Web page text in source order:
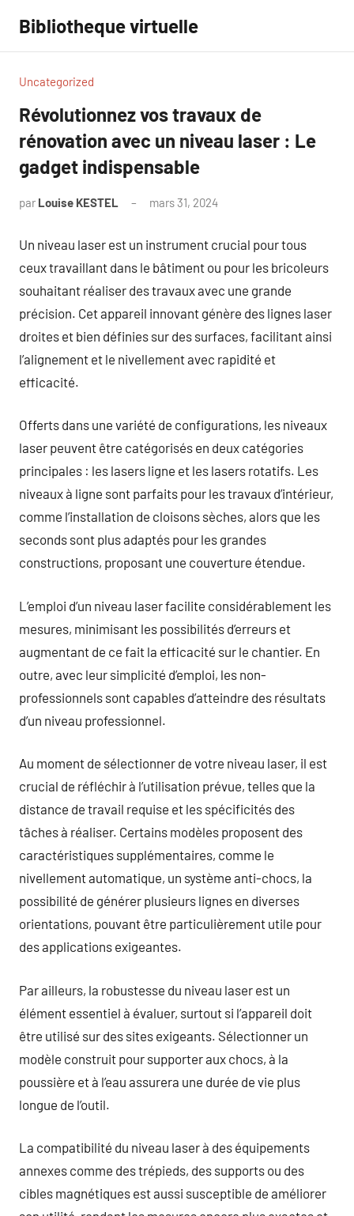
contenu
Bibliotheque virtuelle
Uncategorized
Révolutionnez vos travaux de
rénovation avec un niveau laser : Le
gadget indispensable
par Louise KESTEL mars 31, 2024
Un niveau laser est un instrument crucial pour tous
ceux travaillant dans le bâtiment ou pour les bricoleurs
souhaitant réaliser des travaux avec une grande
précision. Cet appareil innovant génère des lignes laser
droites et bien définies sur des surfaces, facilitant ainsi
l’alignement et le nivellement avec rapidité et
efficacité.
Offerts dans une variété de configurations, les niveaux
laser peuvent être catégorisés en deux catégories
principales : les lasers ligne et les lasers rotatifs. Les
niveaux à ligne sont parfaits pour les travaux d’intérieur,
comme l’installation de cloisons sèches, alors que les
seconds sont plus adaptés pour les grandes
constructions, proposant une couverture étendue.
L’emploi d’un niveau laser facilite considérablement les
mesures, minimisant les possibilités d’erreurs et
augmentant de ce fait la efficacité sur le chantier. En
outre, avec leur simplicité d’emploi, les non-
professionnels sont capables d’atteindre des résultats
d’un niveau professionnel.
Au moment de sélectionner de votre niveau laser, il est
crucial de réfléchir à l’utilisation prévue, telles que la
distance de travail requise et les spécificités des
tâches à réaliser. Certains modèles proposent des
caractéristiques supplémentaires, comme le
nivellement automatique, un système anti-chocs, la
possibilité de générer plusieurs lignes en diverses
orientations, pouvant être particulièrement utile pour
des applications exigeantes.
Par ailleurs, la robustesse du niveau laser est un
élément essentiel à évaluer, surtout si l’appareil doit
être utilisé sur des sites exigeants. Sélectionner un
modèle construit pour supporter aux chocs, à la
poussière et à l’eau assurera une durée de vie plus
longue de l’outil.
La compatibilité du niveau laser à des équipements
annexes comme des trépieds, des supports ou des
cibles magnétiques est aussi susceptible de améliorer